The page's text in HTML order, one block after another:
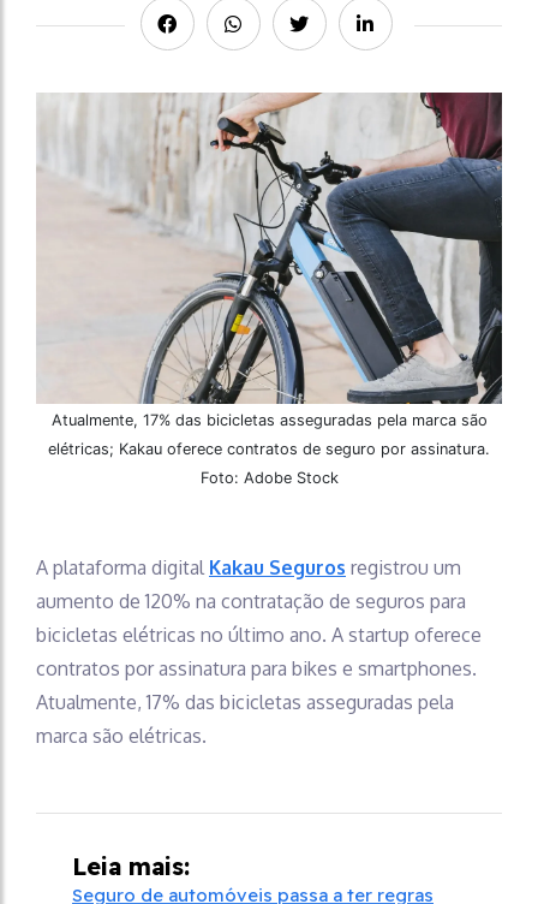
Atualmente, 17% das bicicletas asseguradas pela marca são
elétricas; Kakau oferece contratos de seguro por assinatura.
Foto: Adobe Stock
A plataforma digital Kakau Seguros registrou um
aumento de 120% na contratação de seguros para
bicicletas elétricas no último ano. A startup oferece
contratos por assinatura para bikes e smartphones.
Atualmente, 17% das bicicletas asseguradas pela
marca são elétricas.
Leia mais:
Seguro de automóveis passa a ter regras